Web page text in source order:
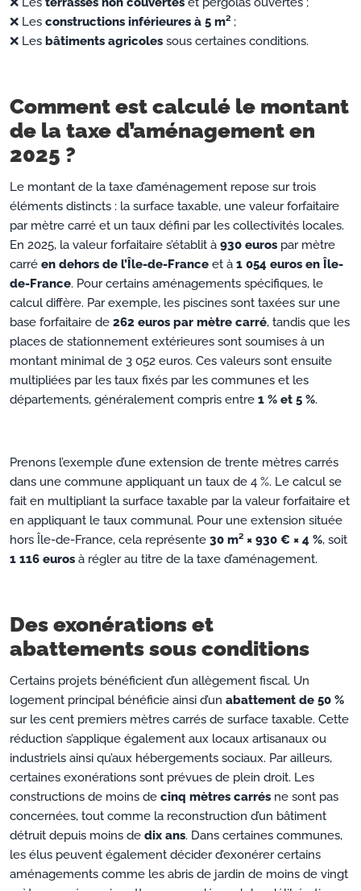
❌ Les constructions inférieures à 5 m² ;
❌ Les bâtiments agricoles sous certaines conditions.
Comment est calculé le montant
de la taxe d’aménagement en
2025 ?
Le montant de la taxe d’aménagement repose sur trois
éléments distincts : la surface taxable, une valeur forfaitaire
par mètre carré et un taux défini par les collectivités locales.
En 2025, la valeur forfaitaire s’établit à 930 euros par mètre
carré en dehors de l’Île-de-France et à 1 054 euros en Île-
de-France. Pour certains aménagements spécifiques, le
calcul diffère. Par exemple, les piscines sont taxées sur une
base forfaitaire de 262 euros par mètre carré, tandis que les
places de stationnement extérieures sont soumises à un
montant minimal de 3 052 euros. Ces valeurs sont ensuite
multipliées par les taux fixés par les communes et les
départements, généralement compris entre 1 % et 5 %.
Prenons l’exemple d’une extension de trente mètres carrés
dans une commune appliquant un taux de 4 %. Le calcul se
fait en multipliant la surface taxable par la valeur forfaitaire et
en appliquant le taux communal. Pour une extension située
hors Île-de-France, cela représente 30 m² × 930 € × 4 %, soit
1 116 euros à régler au titre de la taxe d’aménagement.
Des exonérations et
abattements sous conditions
Certains projets bénéficient d’un allègement fiscal. Un
logement principal bénéficie ainsi d’un abattement de 50 %
sur les cent premiers mètres carrés de surface taxable. Cette
réduction s’applique également aux locaux artisanaux ou
industriels ainsi qu’aux hébergements sociaux. Par ailleurs,
certaines exonérations sont prévues de plein droit. Les
constructions de moins de cinq mètres carrés ne sont pas
concernées, tout comme la reconstruction d’un bâtiment
détruit depuis moins de dix ans. Dans certaines communes,
les élus peuvent également décider d’exonérer certains
aménagements comme les abris de jardin de moins de vingt